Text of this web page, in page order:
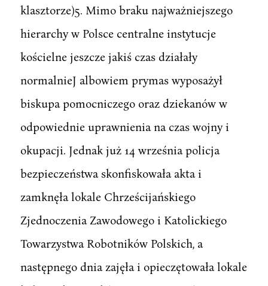
klasztorze)5. Mimo braku najważniejszego
hierarchy w Polsce centralne instytucje
kościelne jeszcze jakiś czas działały
normalnieJ albowiem prymas wyposażył
biskupa pomocniczego oraz dziekanów w
odpowiednie uprawnienia na czas wojny i
okupacji. Jednak już 14 września policja
bezpieczeństwa skonfiskowała akta i
zamknęła lokale Chrześcijańskiego
Zjednoczenia Zawodowego i Katolickiego
Towarzystwa Robotników Polskich, a
następnego dnia zajęła i opieczętowała lokale